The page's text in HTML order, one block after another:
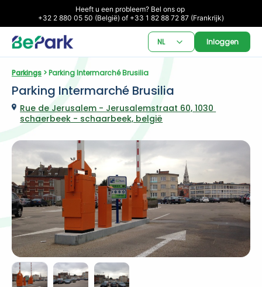
Heeft u een probleem? Bel ons op
+32 2 880 05 50 (België) of +33 1 82 88 72 87 (Frankrijk)
NL Inloggen
Parkings > Parking Intermarché Brusilia
Parking Intermarché Brusilia
Rue de Jerusalem - Jerusalemstraat 60, 1030
schaerbeek - schaarbeek, belgië